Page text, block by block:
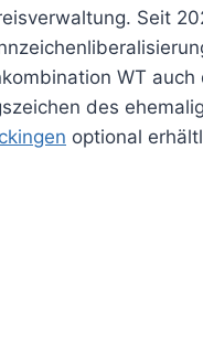
Seit
WT auch
des
optional